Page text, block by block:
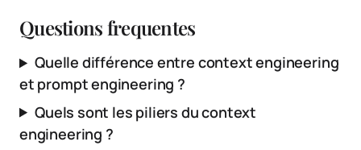
Questions frequentes
Quelle différence entre context engineering
et prompt engineering ?
Quels sont les piliers du context
engineering ?